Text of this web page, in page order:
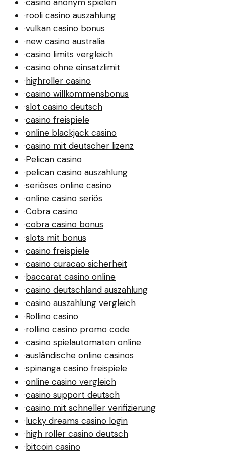
·rooli casino auszahlung
·vulkan casino bonus
·new casino australia
·casino limits vergleich
·casino ohne einsatzlimit
·highroller casino
·casino willkommensbonus
·slot casino deutsch
·casino freispiele
·online blackjack casino
·casino mit deutscher lizenz
·Pelican casino
·pelican casino auszahlung
·seriöses online casino
·online casino seriös
·Cobra casino
·cobra casino bonus
·slots mit bonus
·casino freispiele
·casino curacao sicherheit
·baccarat casino online
·casino deutschland auszahlung
·casino auszahlung vergleich
·Rollino casino
·rollino casino promo code
·casino spielautomaten online
·ausländische online casinos
·spinanga casino freispiele
·online casino vergleich
·casino support deutsch
·casino mit schneller verifizierung
·lucky dreams casino login
·high roller casino deutsch
·bitcoin casino